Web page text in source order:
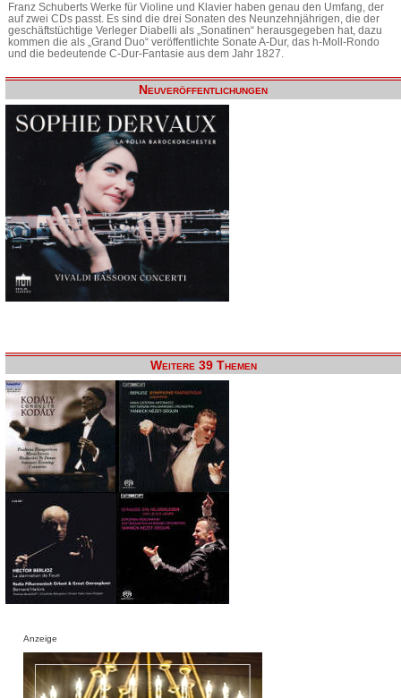
Franz Schuberts Werke für Violine und Klavier haben genau den Umfang, der
auf zwei CDs passt. Es sind die drei Sonaten des Neunzehnjährigen, die der
geschäftstüchtige Verleger Diabelli als „Sonatinen“ herausgegeben hat, dazu
kommen die als „Grand Duo“ veröffentlichte Sonate A-Dur, das h-Moll-Rondo
und die bedeutende C-Dur-Fantasie aus dem Jahr 1827.
Neuveröffentlichungen
Weitere 39 Themen
Anzeige